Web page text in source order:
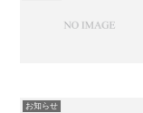
お知らせ